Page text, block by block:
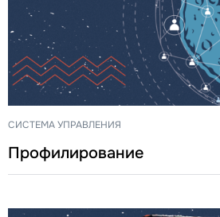
СИСТЕМА УПРАВЛЕНИЯ
Профилирование